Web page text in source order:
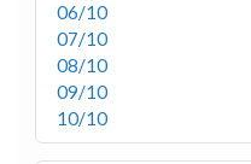
06/10
07/10
08/10
09/10
10/10